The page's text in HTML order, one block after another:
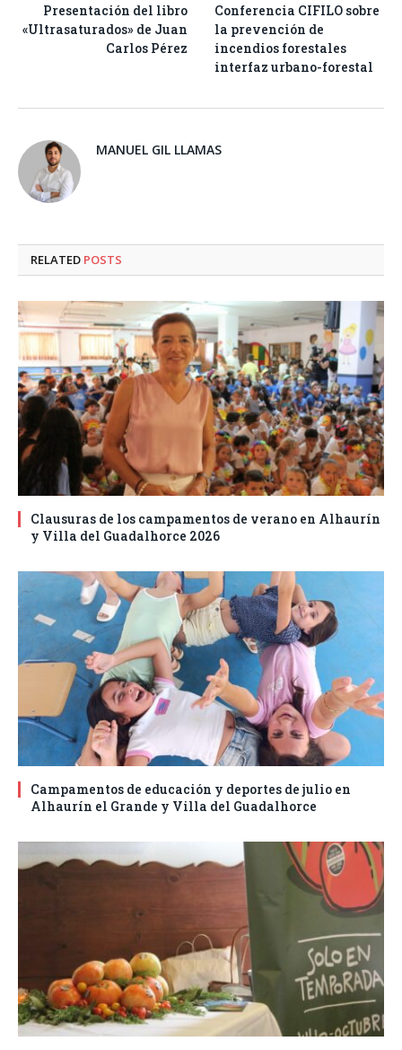
Presentación del libro
«Ultrasaturados» de Juan
Carlos Pérez
Conferencia CIFILO sobre
la prevención de
incendios forestales
interfaz urbano-forestal
MANUEL GIL LLAMAS
RELATED POSTS
Clausuras de los campamentos de verano en Alhaurín
y Villa del Guadalhorce 2026
Campamentos de educación y deportes de julio en
Alhaurín el Grande y Villa del Guadalhorce